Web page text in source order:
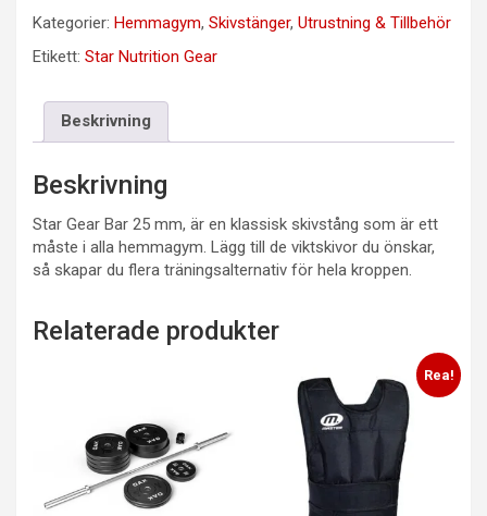
Kategorier: Hemmagym, Skivstänger, Utrustning & Tillbehör
Etikett: Star Nutrition Gear
Beskrivning
Beskrivning
Star Gear Bar 25 mm, är en klassisk skivstång som är ett
måste i alla hemmagym. Lägg till de viktskivor du önskar,
så skapar du flera träningsalternativ för hela kroppen.
Relaterade produkter
Rea!